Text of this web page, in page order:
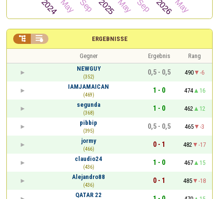
ERGEBNISSE
 
Gegner Ergebnis
Rang
NEWGUY
(352)
0,5 - 0,5 490
-6
IAMJAMAICAN
(469)
1 - 0 474
16
segunda
(368)
1 - 0 462
12
pibbip
(395)
0,5 - 0,5 465
-3
jormy
(466)
0 - 1 482
-17
claudio24
(436)
1 - 0 467
15
Alejandro88
(436)
0 - 1 485
-18
QATAR 22